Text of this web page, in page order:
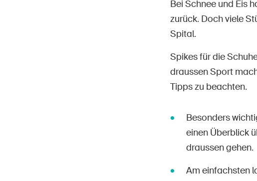
Bei Schnee und Eis
zurück. Doch viele
Spital.
Spikes für die
draussen Sport
Tipps zu beachten.
Besonders
einen Überblick
draussen gehen.
Am einfachsten